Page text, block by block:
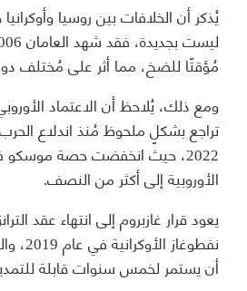
يُذكر أن الخلافات بين روسيا
مُؤقتًا للضخ، مما أثر على مُختلف
ومع ذلك، يُلاحظ أن الاعتماد
تراجع بشكلٍ ملحوظ مُنذ اندلاع
2022، حيث انخفضت حصة
الأوروبية إلى أكثر من النصف.
يعود قرار غازبروم إلى انتهاء عقد
أن يستمر لخمس سنوات قابلة